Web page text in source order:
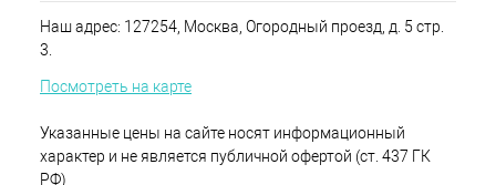
Наш адрес: 127254, Москва, Огородный проезд, д. 5 стр.
3.
Посмотреть на карте
Указанные цены на сайте носят информационный
характер и не является публичной офертой (ст. 437 ГК
РФ)